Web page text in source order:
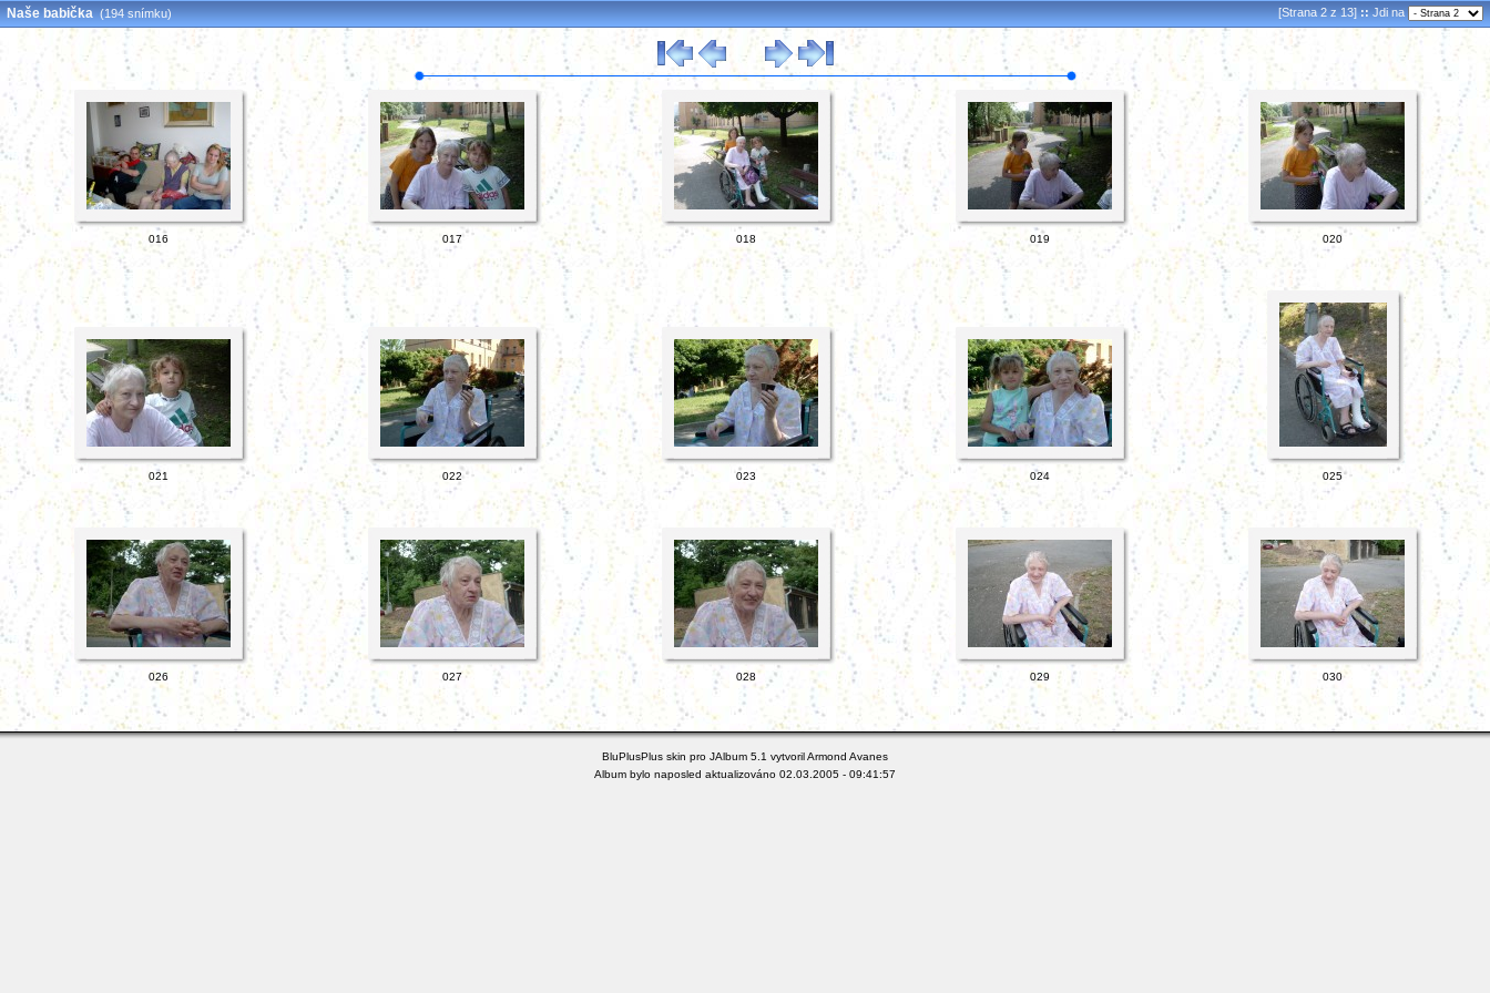
Naše babička (194 snímku) [Strana 2 z 13]::Jdi na
016 017 018 019 020
021 022 023 024 025
026 027 028 029 030
BluPlusPlus skin pro JAlbum 5.1 vytvorilArmond Avanes
Album bylo naposled aktualizováno 02.03.2005 - 09:41:57